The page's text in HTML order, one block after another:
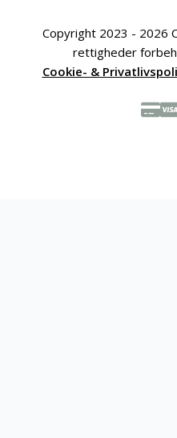
Copyright 2023 - 2026
rettigheder
Cookie- &